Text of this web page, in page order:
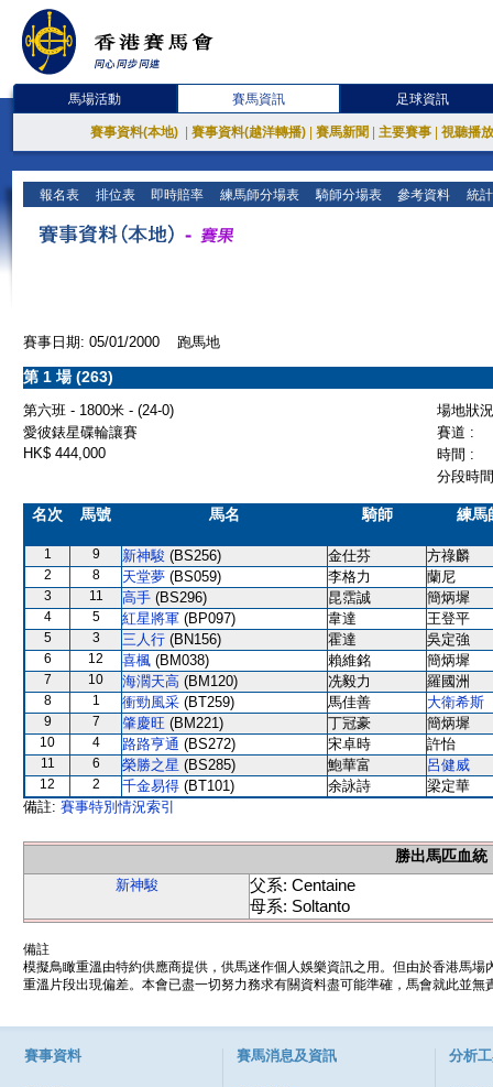
馬場活動 賽馬資訊 足球資訊
賽事資料(本地) 賽事資料(越洋轉播) 賽馬新聞 主要賽事 視聽播
報名表 排位表 即時賠率 練馬師分場表 騎師分場表 參考資料 統
賽事日期: 05/01/2000 跑馬地
第 1 場 (263)
第六班 - 1800米 - (24-0)
場地狀
愛彼錶星碟輪讓賽
賽道 :
HK$ 444,000
時間 :
分段時
名次 馬號 馬名 騎師 練馬
1 9 新神駿 (BS256) 金仕芬 方祿麟
2 8 天堂夢 (BS059) 李格力 蘭尼
3 11 高手 (BS296) 昆霑誠 簡炳墀
4 5 紅星將軍 (BP097) 韋達 王登平
5 3 三人行 (BN156) 霍達 吳定強
6 12 喜楓 (BM038) 賴維銘 簡炳墀
7 10 海濶天高 (BM120) 冼毅力 羅國洲
8 1 衝勁風采 (BT259) 馬佳善 大衛希斯
9 7 肇慶旺 (BM221) 丁冠豪 簡炳墀
10 4 路路亨通 (BS272) 宋卓時 許怡
11 6 榮勝之星 (BS285) 鮑華富 呂健威
12 2 千金易得 (BT101) 余詠詩
梁定華
備註: 賽事特別情況索引
勝出馬匹血統
新神駿
父系: Centaine
母系: Soltanto
備註
模擬鳥瞰重溫由特約供應商提供，供馬迷作個人娛樂資訊之用。但由於香港馬
重溫片段出現偏差。本會已盡一切努力務求有關資料盡可能準確，馬會就此並
賽事資料 賽馬消息及資訊 分析